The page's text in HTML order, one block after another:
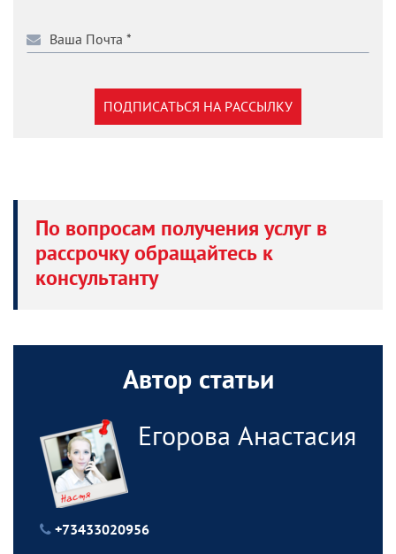
ПОДПИСАТЬСЯ НА РАССЫЛКУ
По вопросам получения услуг в
рассрочку обращайтесь к
консультанту
Автор статьи
Егорова Анастасия
+73433020956